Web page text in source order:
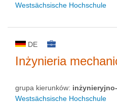
Westsächsische Hochschule
DE
Inżynieria
grupa kierunków:
Westsächsische Hochschule